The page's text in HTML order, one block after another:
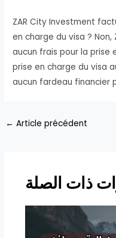
ZAR City Investment
en charge du visa ?
aucun frais pour la prise
prise en charge du visa
aucun fardeau financier
Navigation
← Article précédent
ذات الصلة